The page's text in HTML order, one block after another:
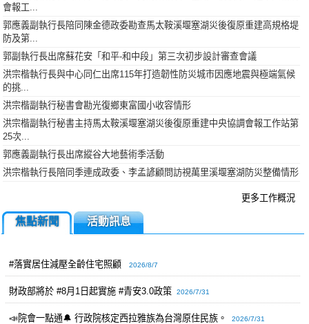
會報工...
郭應義副執行長陪同陳金德政委勘查馬太鞍溪堰塞湖災後復原重建高規格堤
防及第...
郭副執行長出席蘇花安「和平-和中段」第三次初步設計審查會議
洪宗楷執行長與中心同仁出席115年打造韌性防災城市因應地震與極端氣候
的挑...
洪宗楷副執行秘書會勘光復鄉東富國小收容情形
洪宗楷副執行秘書主持馬太鞍溪堰塞湖災後復原重建中央協調會報工作站第
25次...
郭應義副執行長出席縱谷大地藝術季活動
洪宗楷執行長陪同季連成政委、李孟諺顧問訪視萬里溪堰塞湖防災整備情形
更多工作概況
焦點新聞 活動訊息
#落實居住減壓全齡住宅照顧 2026/8/7
財政部將於 #8月1日起實施 #青安3.0政策 2026/7/31
📣院會一點通🔔 行政院核定西拉雅族為台灣原住民族。 2026/7/31